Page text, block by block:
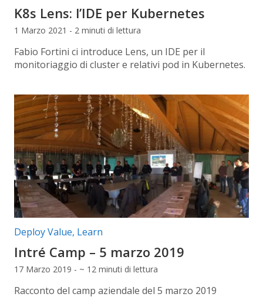
K8s Lens: l’IDE per Kubernetes
1 Marzo 2021 - 2 minuti di lettura
Fabio Fortini ci introduce Lens, un IDE per il
monitoriaggio di cluster e relativi pod in Kubernetes.
Categorie articolo:
Deploy Value, Learn
Intré Camp – 5 marzo 2019
17 Marzo 2019 - ~ 12 minuti di lettura
Racconto del camp aziendale del 5 marzo 2019